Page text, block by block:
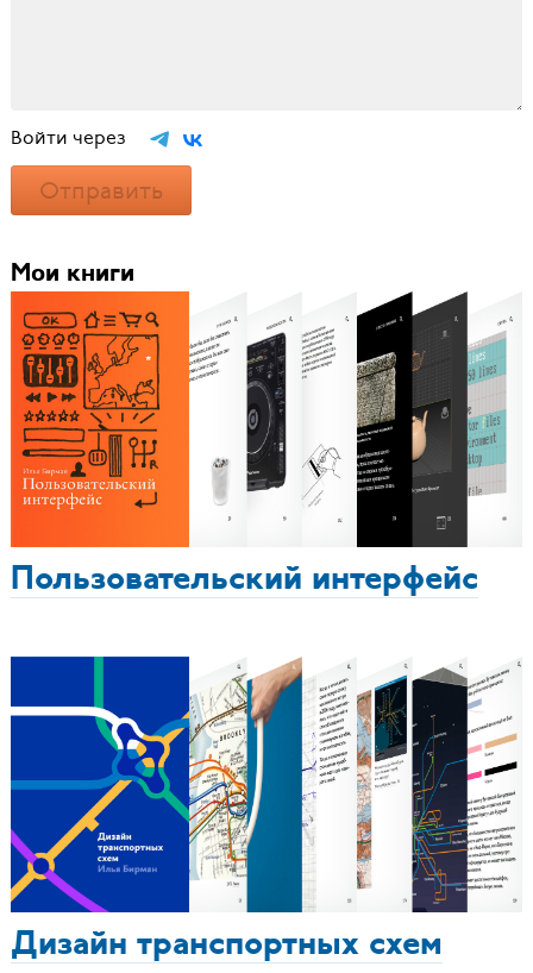
Войти через
Отправить
Мои книги
Пользовательский интерфейс
Дизайн транспортных схем